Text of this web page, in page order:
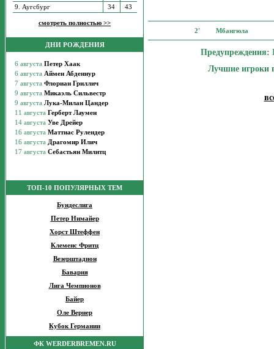
9. Аугсбург
34 43
смотреть полностью >>
ДНИ РОЖДЕНИЯ
ТОП-10 ПОПУЛЯРНЫХ ТЕМ
Бундеслига
Петер Нимайер
Хорст Штеффен
Клеменс Фритц
Везерштадион
Бавария
Лига Чемпионов
Байер
Оле Вернер
Кубок Германии
ФК WERDERBREMEN.RU
2' Мбангюла
Предупреждения:
Лучшие игроки